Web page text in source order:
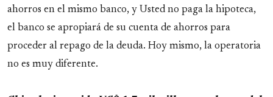
ahorros en el mismo banco, y Usted no paga la hipoteca,
el banco se apropiará de su cuenta de ahorros para
proceder al repago de la deuda. Hoy mismo, la operatoria
no es muy diferente.